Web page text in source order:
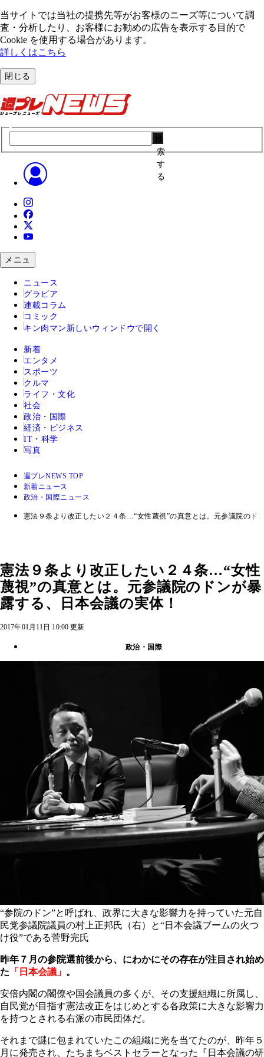
当サイトでは当社の提携先等がお客様のニーズ等について調
査・分析したり、お客様にお勧めの広告を表⽰する⽬的で
Cookie を使⽤する場合があります。
詳しくはこちら
閉じる
索
す
る
メニュ
ニュース
グラビア
連載コラム
コミック
キン肉マン 新しいウィンドウで開く
新着
エンタメ
スポーツ
クルマ
ライフ・文化
社会
政治・国際
経済・ビジネス
IT・科学
写真
週プレNEWS TOP
新着ニュース
政治・国際ニュース
憲法９条より改正したい２４条…“女性蔑視”の真意とは。元参議院の
憲法９条より改正したい２４条…“女性
蔑視”の真意とは。元参議院のドンが暴
露する、日本会議の実体！
2017年01月11日 10:00 更新
政治・国際
“参院のドン”と呼ばれ、政界に大きな影響力を持っていた元自
民党参議院議員の村上正邦氏（右）と“日本会議ブームの火つ
け役”である菅野完氏
昨年７月の参院選前後から、にわかにその存在が注目され始め
た 「日本会議 」 。
安倍内閣の閣僚や国会議員の多くが、その支援組織に所属し、
自民党が目指す憲法改正をはじめとする各政策に大きな影響力
を持つとされる右派の市民団体だ。
それまで謎に包まれていたこの組織に光を当てたのが、昨年５
月に発売され、たちまちベストセラーとなった『日本会議の研